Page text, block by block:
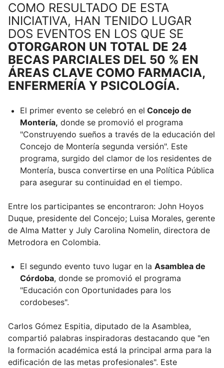
COMO RESULTADO DE ESTA
INICIATIVA, HAN TENIDO LUGAR
DOS EVENTOS EN LOS QUE SE
OTORGARON UN TOTAL DE 24
BECAS PARCIALES DEL 50 % EN
ÁREAS CLAVE COMO FARMACIA,
ENFERMERÍA Y PSICOLOGÍA.
El primer evento se celebró en el Concejo de
Montería, donde se promovió el programa
"Construyendo sueños a través de la educación del
Concejo de Montería segunda versión". Este
programa, surgido del clamor de los residentes de
Montería, busca convertirse en una Política Pública
para asegurar su continuidad en el tiempo.
Entre los participantes se encontraron: John Hoyos
Duque, presidente del Concejo; Luisa Morales, gerente
de Alma Matter y July Carolina Nomelin, directora de
Metrodora en Colombia.
El segundo evento tuvo lugar en la Asamblea de
Córdoba, donde se promovió el programa
"Educación con Oportunidades para los
cordobeses".
Carlos Gómez Espitia, diputado de la Asamblea,
compartió palabras inspiradoras destacando que "en
la formación académica está la principal arma para la
edificación de las metas profesionales". Este